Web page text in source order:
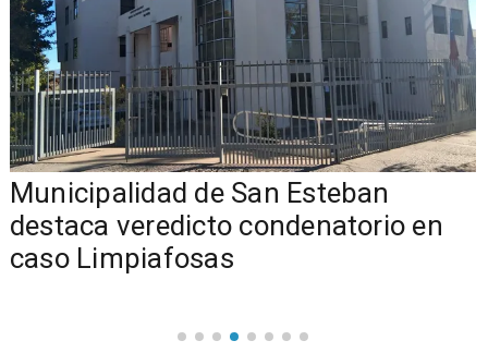
Municipalidad de San Esteban
destaca veredicto condenatorio en
caso Limpiafosas